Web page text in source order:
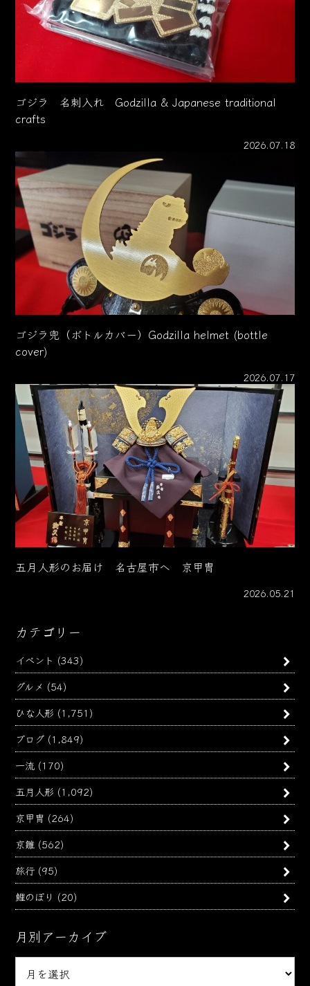
ゴジラ 名刺入れ Godzilla & Japanese traditional
crafts
2026.07.18
ゴジラ兜（ボトルカバー）Godzilla helmet (bottle
cover)
2026.07.17
五月人形のお届け 名古屋市へ 京甲冑
2026.05.21
カテゴリー
イベント (343)
グルメ (54)
ひな人形 (1,751)
ブログ (1,849)
一流 (170)
五月人形 (1,092)
京甲冑 (264)
京雛 (562)
旅行 (95)
鯉のぼり (20)
月別アーカイブ